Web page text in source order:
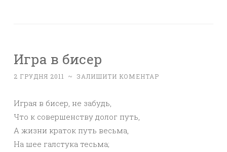
Игра в бисер
2 ГРУДНЯ 2011 ~ ЗАЛИШИТИ КОМЕНТАР
Играя в бисер, не забудь,
Что к совершенству долог путь,
А жизни краток путь весьма,
На шее галстука тесьма;